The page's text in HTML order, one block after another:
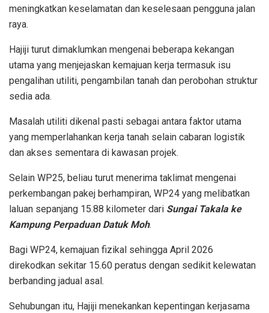
meningkatkan keselamatan dan keselesaan pengguna jalan
raya.
Hajiji turut dimaklumkan mengenai beberapa kekangan
utama yang menjejaskan kemajuan kerja termasuk isu
pengalihan utiliti, pengambilan tanah dan perobohan struktur
sedia ada.
Masalah utiliti dikenal pasti sebagai antara faktor utama
yang memperlahankan kerja tanah selain cabaran logistik
dan akses sementara di kawasan projek.
Selain WP25, beliau turut menerima taklimat mengenai
perkembangan pakej berhampiran, WP24 yang melibatkan
laluan sepanjang 15.88 kilometer dari Sungai Takala ke
Kampung Perpaduan Datuk Moh.
Bagi WP24, kemajuan fizikal sehingga April 2026
direkodkan sekitar 15.60 peratus dengan sedikit kelewatan
berbanding jadual asal.
Sehubungan itu, Hajiji menekankan kepentingan kerjasama